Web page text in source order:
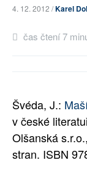
SOCIÁLNÍ SÍTĚ
RUBRIKY
PLNÁ VERZE
4. 12. 2012 /Karel
čas čtení 7
Švéda, J.:
v české
Olšanská
stran. ISBN